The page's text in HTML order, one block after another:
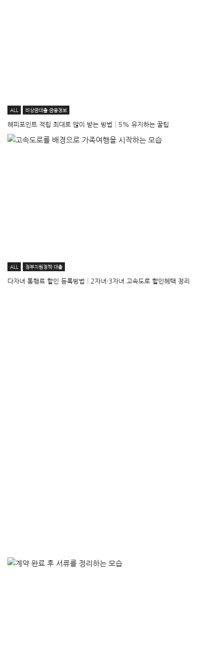
ALL 비상금대출·금융정보
해피포인트 적립 최대로 많이 받는 방법│5% 유지하는 꿀팁
ALL 정부지원정책·대출
다자녀 통행료 할인 등록방법│2자녀·3자녀 고속도로 할인혜택 정리